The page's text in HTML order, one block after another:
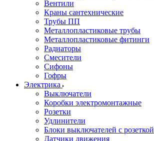
Вентили
Краны сантехнические
Трубы ПП
Металлопластиковые трубы
Металлопластиковые фитинги
Радиаторы
Смесители
Сифоны
Гофры
Электрика
Выключатели
Коробки электромонтажные
Розетки
Удлинители
Блоки выключателей с розеткой
Датчики движения